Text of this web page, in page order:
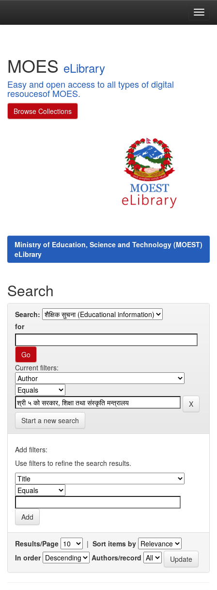
MOES eLibrary
Easy and open access to all types of digital
resoucesof MOES.
Browse Collections
Ministry of Education, Science and Technology (MOEST)
eLibrary
Search
Search:
for
Current filters:
Start a new search
Add filters:
Use filters to refine the search results.
Results/Page | Sort items by
In order
Authors/record